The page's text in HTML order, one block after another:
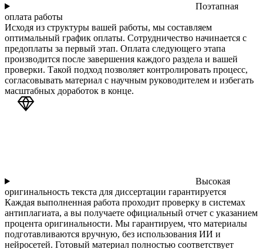
Поэтапная
оплата работы
Исходя из структуры вашей работы, мы составляем
оптимальный график оплаты. Сотрудничество начинается с
предоплаты за первый этап. Оплата следующего этапа
производится после завершения каждого раздела и вашей
проверки. Такой подход позволяет контролировать процесс,
согласовывать материал с научным руководителем и избегать
масштабных доработок в конце.
Высокая
оригинальность текста для диссертации гарантируется
Каждая выполненная работа проходит проверку в системах
антиплагиата, а вы получаете официальный отчет с указанием
процента оригинальности. Мы гарантируем, что материалы
подготавливаются вручную, без использования ИИ и
нейросетей. Готовый материал полностью соответствует